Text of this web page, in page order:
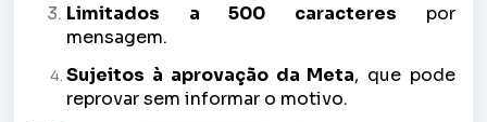
Limitados a 500 caracteres por
mensagem.
Sujeitos à aprovação da Meta, que pode
reprovar sem informar o motivo.